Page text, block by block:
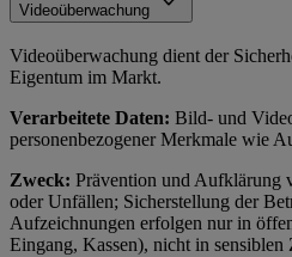
Videoüberwachung
Videoüberwachung dient der
Eigentum im Markt.
Verarbeitete Daten: Bild- und
personenbezogener Merkmale wie
Zweck: Prävention und Aufklärung
oder Unfällen; Sicherstellung der
Aufzeichnungen erfolgen nur in
Eingang, Kassen), nicht in